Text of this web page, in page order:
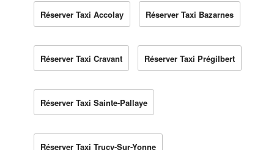
Réserver Taxi Accolay Réserver Taxi Bazarnes
Réserver Taxi Cravant Réserver Taxi Prégilbert
Réserver Taxi Sainte-Pallaye
Réserver Taxi Trucy-Sur-Yonne